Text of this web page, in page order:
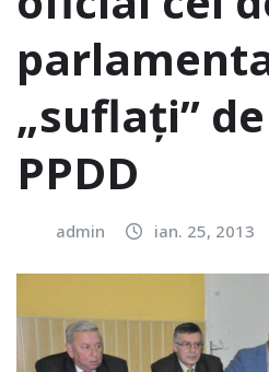
„suflați”
PPDD
admin ian. 25, 2013